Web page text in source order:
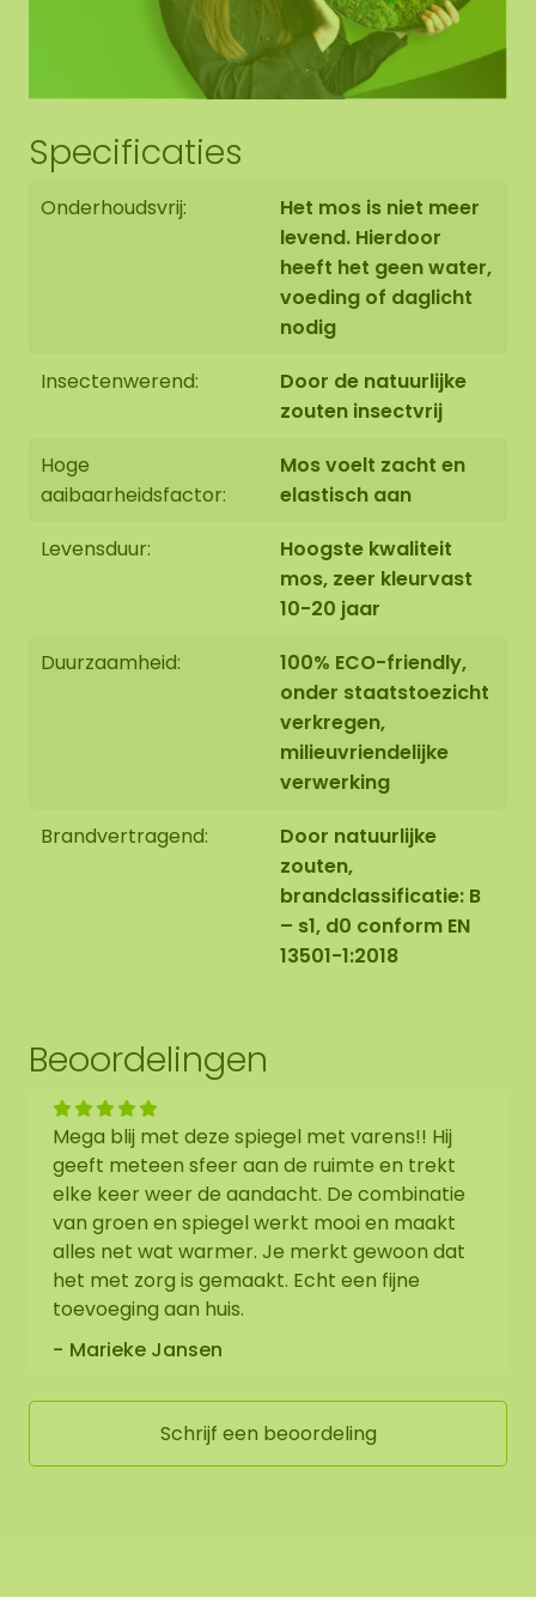
Specificaties
Onderhoudsvrij:
Het mos is niet meer
levend. Hierdoor
heeft het geen water,
voeding of daglicht
nodig
Insectenwerend:
Door de natuurlijke
zouten insectvrij
Hoge
aaibaarheidsfactor:
Mos voelt zacht en
elastisch aan
Levensduur:
Hoogste kwaliteit
mos, zeer kleurvast
10-20 jaar
Duurzaamheid:
100% ECO-friendly,
onder staatstoezicht
verkregen,
milieuvriendelijke
verwerking
Brandvertragend:
Door natuurlijke
zouten,
brandclassificatie: B
– s1, d0 conform EN
13501-1:2018
Beoordelingen
Mega blij met deze spiegel met varens!! Hij
geeft meteen sfeer aan de ruimte en trekt
elke keer weer de aandacht. De combinatie
van groen en spiegel werkt mooi en maakt
alles net wat warmer. Je merkt gewoon dat
het met zorg is gemaakt. Echt een fijne
toevoeging aan huis.
Marieke Jansen
Schrijf een beoordeling